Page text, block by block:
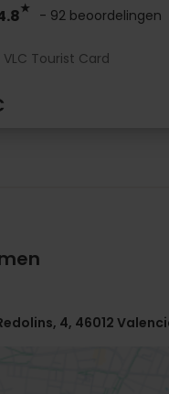
- 92 beoordelingen
VLC Tourist Card
4, 46012